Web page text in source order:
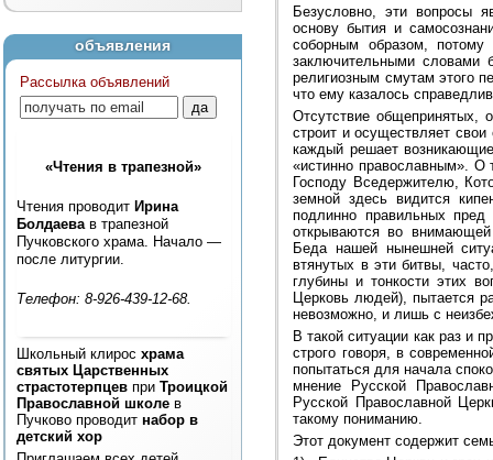
объявления
Рассылка объявлений
«Чтения в трапезной»
Чтения проводит Ирина
Болдаева в трапезной
Пучковского храма. Начало —
после литургии.
Телефон: 8-926-439-12-68.
Школьный клирос храма
святых Царственных
страстотерпцев при Троицкой
Православной школе в
Пучково проводит набор в
детский хор
Безусловно, эти вопросы
основу бытия и
соборным образом, потому
заключительными словами
религиозным смутам этого
что ему казалось
Отсутствие общепринятых,
строит и осуществляет
каждый решает
«истинно православным». О
Господу Вседержителю,
земной здесь видится
подлинно правильных
открываются во
Беда нашей нынешней
втянутых в эти битвы,
глубины и тонкости этих
Церковь людей), пытается
невозможно, и лишь с
В такой ситуации как раз и
строго говоря, в
попытаться для начала
мнение Русской
Русской Православной
такому пониманию.
Этот документ содержит